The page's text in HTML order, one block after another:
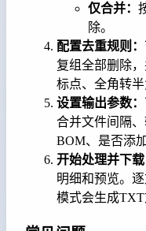
仅合并：
除。
配置去重规则：
复组全部删除
标点、全角转半
设置输出参数：
合并文件间隔
BOM、是否添
开始处理并下载
明细和预览。
模式会生成TXT